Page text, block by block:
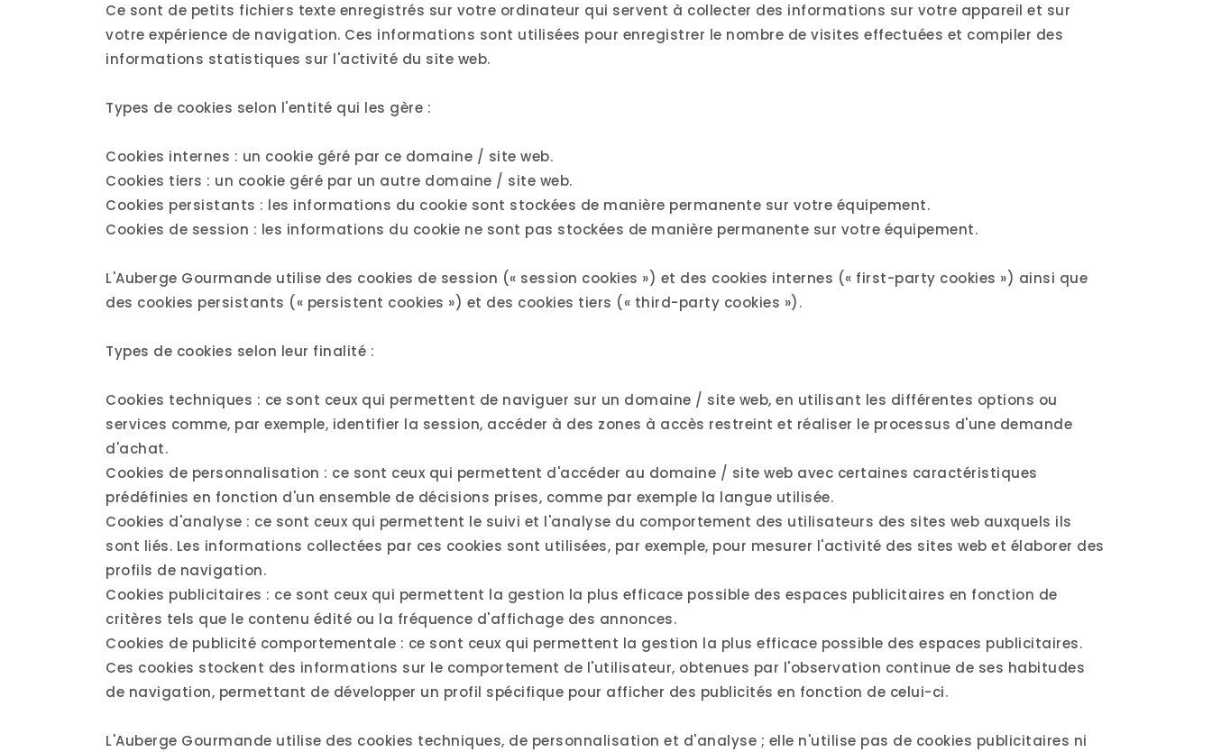
Ce sont de petits fichiers texte enregistrés sur votre ordinateur qui servent à collecter des informations sur votre appareil et sur
votre expérience de navigation. Ces informations sont utilisées pour enregistrer le nombre de visites effectuées et compiler des
informations statistiques sur l'activité du site web.
Types de cookies selon l'entité qui les gère :
Cookies internes : un cookie géré par ce domaine / site web.
Cookies tiers : un cookie géré par un autre domaine / site web.
Cookies persistants : les informations du cookie sont stockées de manière permanente sur votre équipement.
Cookies de session : les informations du cookie ne sont pas stockées de manière permanente sur votre équipement.
L'Auberge Gourmande utilise des cookies de session (« session cookies ») et des cookies internes (« first-party cookies ») ainsi que
des cookies persistants (« persistent cookies ») et des cookies tiers (« third-party cookies »).
Types de cookies selon leur finalité :
Cookies techniques : ce sont ceux qui permettent de naviguer sur un domaine / site web, en utilisant les différentes options ou
services comme, par exemple, identifier la session, accéder à des zones à accès restreint et réaliser le processus d'une demande
d'achat.
Cookies de personnalisation : ce sont ceux qui permettent d'accéder au domaine / site web avec certaines caractéristiques
prédéfinies en fonction d'un ensemble de décisions prises, comme par exemple la langue utilisée.
Cookies d'analyse : ce sont ceux qui permettent le suivi et l'analyse du comportement des utilisateurs des sites web auxquels ils
sont liés. Les informations collectées par ces cookies sont utilisées, par exemple, pour mesurer l'activité des sites web et élaborer des
profils de navigation.
Cookies publicitaires : ce sont ceux qui permettent la gestion la plus efficace possible des espaces publicitaires en fonction de
critères tels que le contenu édité ou la fréquence d'affichage des annonces.
Cookies de publicité comportementale : ce sont ceux qui permettent la gestion la plus efficace possible des espaces publicitaires.
Ces cookies stockent des informations sur le comportement de l'utilisateur, obtenues par l'observation continue de ses habitudes
de navigation, permettant de développer un profil spécifique pour afficher des publicités en fonction de celui-ci.
L'Auberge Gourmande utilise des cookies techniques, de personnalisation et d'analyse ; elle n'utilise pas de cookies publicitaires ni